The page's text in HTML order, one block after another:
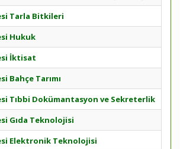
Tarla Bitkileri
Hukuk
İktisat
Bahçe Tarımı
Tıbbi Dokümantasyon ve Sekreterlik
Gıda Teknolojisi
Elektronik Teknolojisi